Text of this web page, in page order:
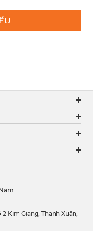
2 Kim Giang, Thanh Xuân,